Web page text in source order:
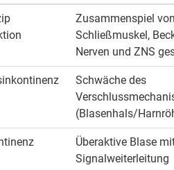
Zusammenspiel
Schließmuskel,
Nerven und ZNS
Schwäche des
(Blasenhals/
Überaktive Blase
Signalweiterleitung